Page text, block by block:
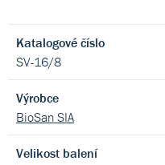
Katalogové číslo
SV-16/8
Výrobce
BioSan SIA
Velikost balení